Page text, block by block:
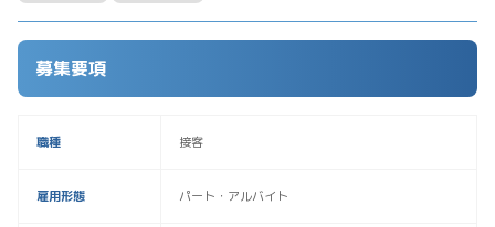
募集要項
職種 接客
雇用形態 パート・アルバイト